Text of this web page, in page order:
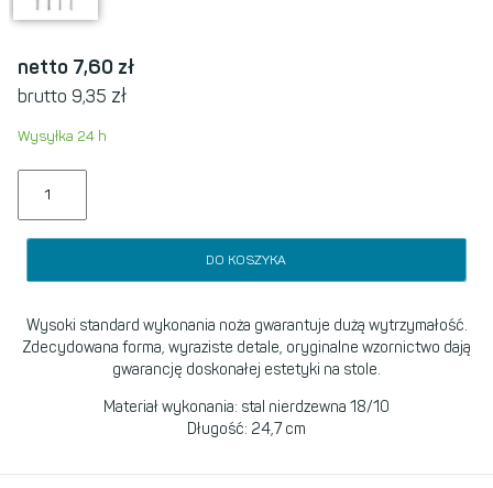
netto 7,60 zł
brutto 9,35 zł
Wysyłka 24 h
DO KOSZYKA
Wysoki standard wykonania noża gwarantuje dużą wytrzymałość.
Zdecydowana forma, wyraziste detale, oryginalne wzornictwo dają
gwarancję doskonałej estetyki na stole.
Materiał wykonania: stal nierdzewna 18/10
Długość: 24,7 cm